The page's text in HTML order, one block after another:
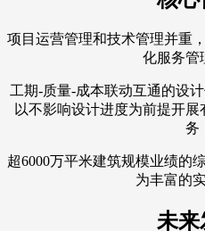
项目运营管理和技术管理并重
化服务管
工期-质量-成本联动互通的设
以不影响设计进度为前提开
务
超6000万平米建筑规模业绩的
为丰富的
未来